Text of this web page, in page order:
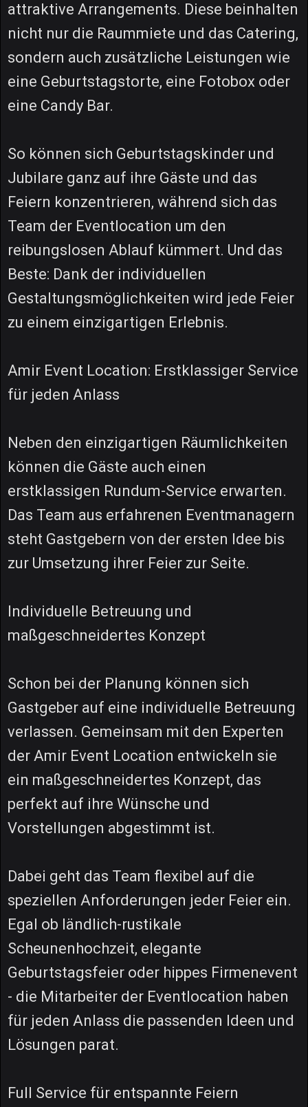
attraktive Arrangements. Diese beinhalten
nicht nur die Raummiete und das Catering,
sondern auch zusätzliche Leistungen wie
eine Geburtstagstorte, eine Fotobox oder
eine Candy Bar.
So können sich Geburtstagskinder und
Jubilare ganz auf ihre Gäste und das
Feiern konzentrieren, während sich das
Team der Eventlocation um den
reibungslosen Ablauf kümmert. Und das
Beste: Dank der individuellen
Gestaltungsmöglichkeiten wird jede Feier
zu einem einzigartigen Erlebnis.
Amir Event Location: Erstklassiger Service
für jeden Anlass
Neben den einzigartigen Räumlichkeiten
können die Gäste auch einen
erstklassigen Rundum-Service erwarten.
Das Team aus erfahrenen Eventmanagern
steht Gastgebern von der ersten Idee bis
zur Umsetzung ihrer Feier zur Seite.
Individuelle Betreuung und
maßgeschneidertes Konzept
Schon bei der Planung können sich
Gastgeber auf eine individuelle Betreuung
verlassen. Gemeinsam mit den Experten
der Amir Event Location entwickeln sie
ein maßgeschneidertes Konzept, das
perfekt auf ihre Wünsche und
Vorstellungen abgestimmt ist.
Dabei geht das Team flexibel auf die
speziellen Anforderungen jeder Feier ein.
Egal ob ländlich-rustikale
Scheunenhochzeit, elegante
Geburtstagsfeier oder hippes Firmenevent
- die Mitarbeiter der Eventlocation haben
für jeden Anlass die passenden Ideen und
Lösungen parat.
Full Service für entspannte Feiern